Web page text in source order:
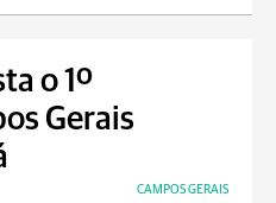
o 1º
Gerais
CAMPOS GERAIS